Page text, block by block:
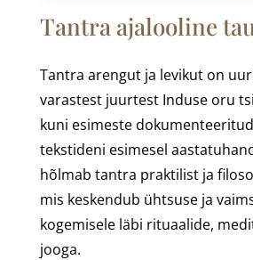
Tantra ajalooline
Tantra arengut ja levikut on
varastest juurtest Induse oru
kuni esimeste
tekstideni esimesel
hõlmab tantra praktilist ja
mis keskendub ühtsuse ja
kogemisele läbi rituaalide,
jooga.